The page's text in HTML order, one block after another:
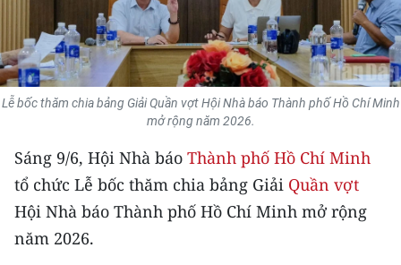
KHOA HỌC - CÔNG NGHỆ
MÔI TRƯỜNG
KIỂM CHỨNG THÔNG TIN
TRI THỨC CHUYÊN SÂU
Lễ bốc thăm chia bảng Giải Quần vợt Hội Nhà báo Thành phố Hồ Chí Minh
mở rộng năm 2026.
Sáng 9/6, Hội Nhà báo Thành phố Hồ Chí Minh
tổ chức Lễ bốc thăm chia bảng Giải Quần vợt
Hội Nhà báo Thành phố Hồ Chí Minh mở rộng
năm 2026.